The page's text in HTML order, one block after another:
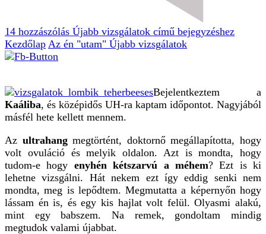
14 hozzászólás Újabb vizsgálatok című bejegyzéshez
Kezdőlap Az én "utam" Újabb vizsgálatok
Bejelentkeztem a
Kaáliba, és középidős UH-ra kaptam időpontot. Nagyjából
másfél hete kellett mennem.
Az ultrahangmegtörtént, doktornő megállapította, hogy
volt ovuláció és melyik oldalon. Azt is mondta, hogy
tudom-e hogy enyhén kétszarvú a méhem? Ezt is ki
lehetne vizsgálni. Hát nekem ezt így eddig senki nem
mondta, meg is lepődtem. Megmutatta a képernyőn hogy
lássam én is, és egy kis hajlat volt felül. Olyasmi alakú,
mint egy babszem. Na remek, gondoltam mindig
megtudok valami újabbat.